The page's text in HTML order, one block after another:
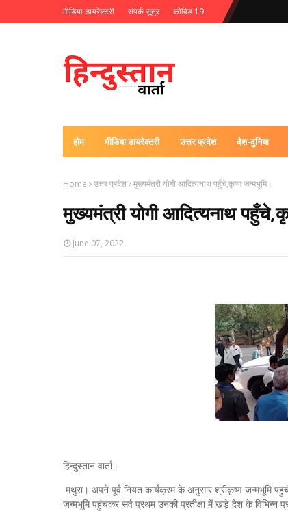
मीडिया डायरेक्टरी संपर्क सूत्र कोविड 19
होम मीडिया डायरेक्टरी उत्तर प्रदेश देश-दुनिया
Home उत्तर प्रदेश मुख्यमंत्री योगी आदित्यनाथ पहुँचे,कृष्ण जन्मभूमि।
मुख्यमंत्री योगी आदित्यनाथ
June 07, 2022
हिन्दुस्तान वार्ता।
मथुरा। अपने पूर्व नियत कार्यक्रम के अनुसार श्रीकृष्ण जन्मभूमि
जन्मभूमि पहुंचकर सर्व प्रथम उनकी प्रतीक्षा में खड़े देश के विभिन्न